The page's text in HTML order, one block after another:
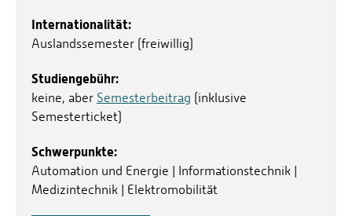
Internationalität:
Auslandssemester (freiwillig)
Studiengebühr:
keine, aber Semesterbeitrag (inklusive
Semesterticket)
Schwerpunkte:
Automation und Energie | Informationstechnik |
Medizintechnik | Elektromobilität